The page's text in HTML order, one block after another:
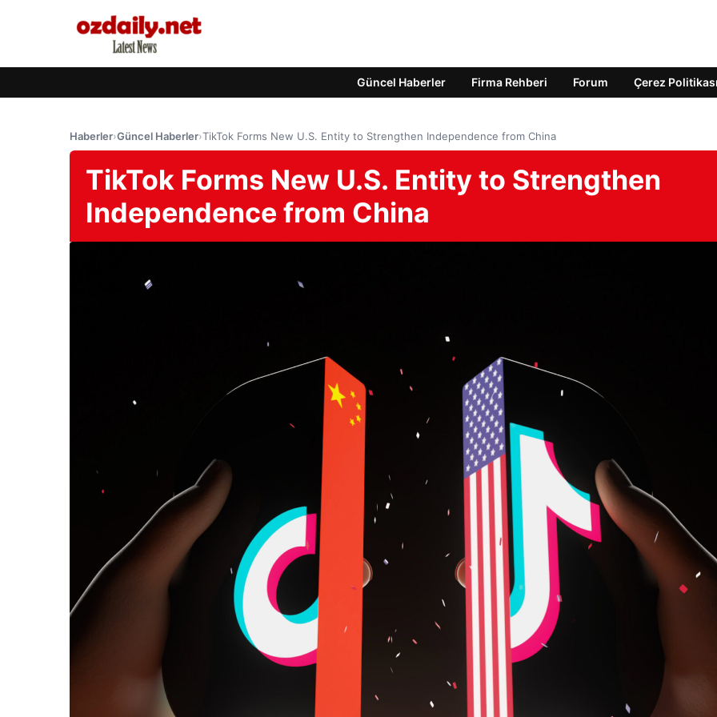
Güncel Haberler Firma Rehberi Forum Çerez Politikası
Haberler›Güncel Haberler›TikTok Forms New U.S. Entity to Strengthen Independence from China
TikTok Forms New U.S. Entity to Strengthen
Independence from China